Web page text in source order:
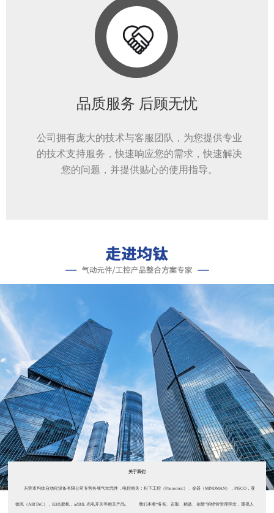
品质服务 后顾无忧
公司拥有庞大的技术与客服团队，为您提供专业
的技术支持服务，快速响应您的需求，快速解决
您的问题，并提供贴心的使用指导。
关于我们
东莞市均钛自动化设备有限公司专营各项气动元件，电控相关：松下工控（Panasonic），金器（MINDMAN），PISCO，亚
德克（AIRTAC），IEI点胶机，aZBIL 光电开关等相关产品。 我们本着“务实、进取、精益、创新”的经营管理理念，重视人